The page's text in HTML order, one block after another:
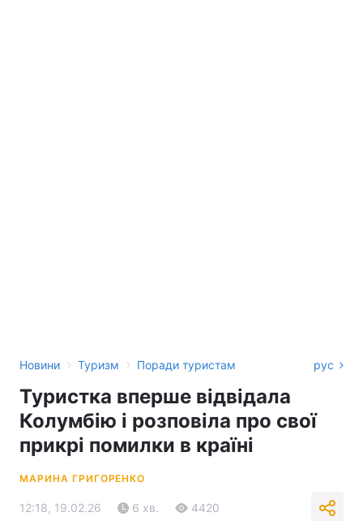
Новини › Туризм › Поради туристам рус
Туристка вперше відвідала
Колумбію і розповіла про свої
прикрі помилки в країні
МАРИНА ГРИГОРЕНКО
12:18, 19.02.26 6 хв. 4420